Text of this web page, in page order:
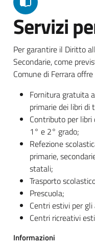
Servizi
Per garantire il Diritto
Secondarie, come
Comune di Ferrara
Fornitura gratuita
primarie dei libri di
Contributo per
1° e 2° grado;
Refezione
primarie,
statali;
Trasporto
Prescuola;
Centri estivi per
Centri ricreativi
Informazioni